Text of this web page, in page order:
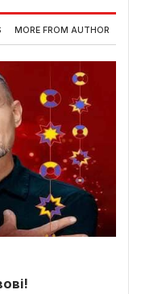
MORE FROM AUTHOR